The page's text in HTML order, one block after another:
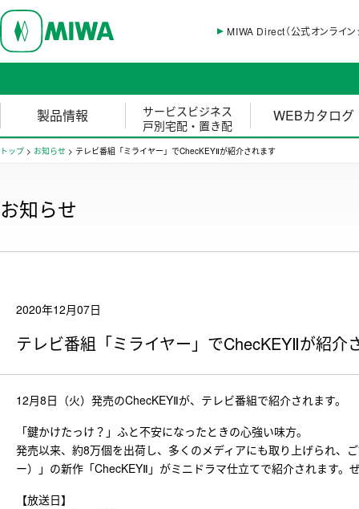
MIWA Direct（公式オンライン
製品情報
サービスビジネス
戸別宅配・置き配
WEBカタログ
トップ > お知らせ > テレビ番組「ミライヤー」でChecKEYⅡが紹介されます
お知らせ
2020年12月07日
テレビ番組「ミライヤー」でChecKEYⅡが紹介
12月8日（火）発売のChecKEYⅡが、テレビ番組で紹介されます。
「鍵かけたっけ？」ふと不安になったときの心強い味方。
発売以来、約8万個を出荷し、多くのメディアにも取り上げられ、
ー）」の新作「ChecKEYⅡ」がミニドラマ仕立てで紹介されます。
【放送日】